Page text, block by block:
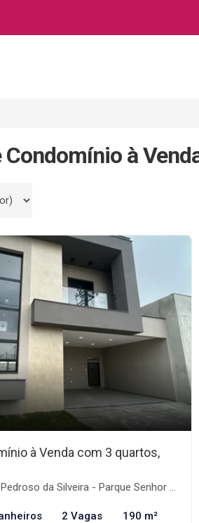
Condomínio à
à Venda com 3 quartos,
da Silveira - Parque Senhor do Bonfim, Taubaté-SP
2 Vagas 190 m²